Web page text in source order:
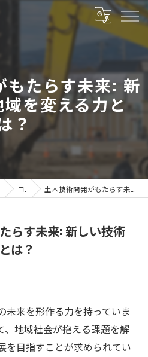
もたらす未来: 新
を変える力と
？
コラム 土木技術開発がもたらす未来: 新しい技術で地域を変える力とは？
らす未来: 新しい技術
は？
未来を形作る力を持っていま
、地域社会が抱える課題を解
を目指すことが求められてい